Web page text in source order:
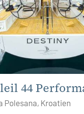
44
Polesana, Kroatien